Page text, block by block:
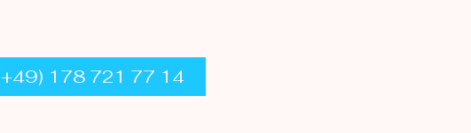
178 721 77 14